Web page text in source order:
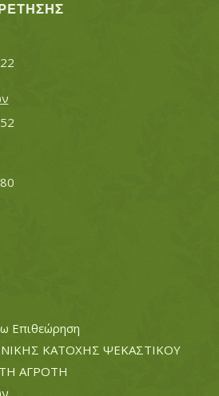
Επιθεώρηση
ΚΑΤΟΧΗΣ ΨΕΚΑΣΤΙΚΟΥ
ΑΓΡΟΤΗ